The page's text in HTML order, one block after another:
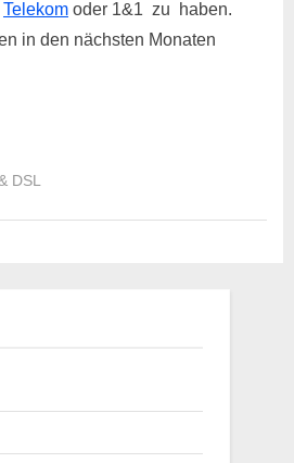
Telekom oder 1&1 zu haben.
in den nächsten Monaten
DSL